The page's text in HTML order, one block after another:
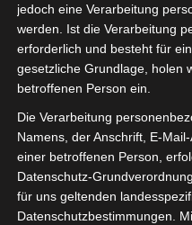
jedoch eine Verarbeitung
werden. Ist die Verarbeitung
erforderlich und besteht für
gesetzliche Grundlage, holen
betroffenen Person ein.
Die Verarbeitung
Namens, der Anschrift, E-
einer betroffenen Person,
Datenschutz-
für uns geltenden
Datenschutzbestimmungen.